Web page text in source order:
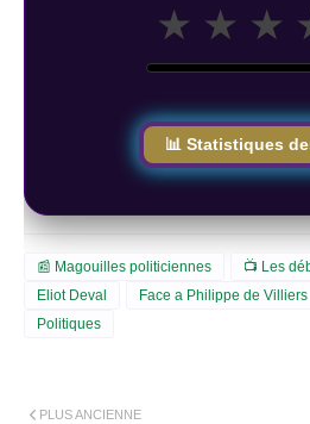
★ ★ ★
📊 Statistiques
📰 Magouilles politiciennes
📺 Les
Eliot Deval
Face a Philippe de Villiers
Politiques
PLUS ANCIENNE